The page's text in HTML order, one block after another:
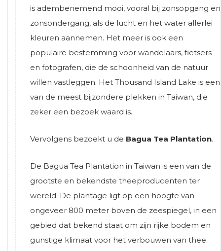
is adembenemend mooi, vooral bij zonsopgang en
zonsondergang, als de lucht en het water allerlei
kleuren aannemen. Het meer is ook een
populaire bestemming voor wandelaars, fietsers
en fotografen, die de schoonheid van de natuur
willen vastleggen. Het Thousand Island Lake is een
van de meest bijzondere plekken in Taiwan, die
zeker een bezoek waard is.
Vervolgens bezoekt u de Bagua Tea Plantation.
De Bagua Tea Plantation in Taiwan is een van de
grootste en bekendste theeproducenten ter
wereld. De plantage ligt op een hoogte van
ongeveer 800 meter boven de zeespiegel, in een
gebied dat bekend staat om zijn rijke bodem en
gunstige klimaat voor het verbouwen van thee.